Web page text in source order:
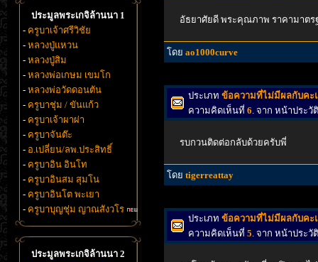
ประมูลพระเกจิล้านนา 1
- ครูบาเจ้าศรีวิชัย
- หลวงปู่แหวน
- หลวงปู่สิม
- หลวงพ่อเกษม เขมโก
- หลวงพ่อวัดดอนตัน
- ครูบาชุ่ม / ขันแก้ว
- ครูบาเจ้าผาผ่า
- ครูบาจันต๊ะ
- อ.เปลี่ยน/ลพ.ประสิทธิ์
- ครูบาอิน อินโท
- ครูบาอินสม สุมโน
- ครูบาอินโต พะเยา
- ครูบาบุญชุ่ม ญาณสังวโร
ประมูลพระเกจิล้านนา 2
อัธยาศัยดี พระคุณภาพ ราคามาตร
โดย ao1000curve
ประเภท ข้อความที่ไม่มีผลกับคะ
ความคิดเห็นที่ 6. จาก หน้าประ
รบกวนติดต่อกลับด้วยครับพี่
โดย tigerreattay
ประเภท ข้อความที่ไม่มีผลกับคะ
ความคิดเห็นที่ 5. จาก หน้าประ